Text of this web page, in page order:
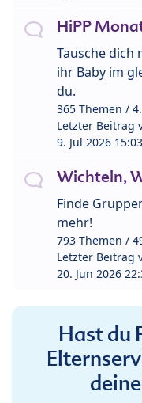
HiPP
Tausche dich
ihr Baby im
du.
365 Themen /
Letzter Beitrag
9. Jul 2026 15:03
Wichteln,
Finde
mehr!
793 Themen /
Letzter Beitrag
20. Jun 2026
Hast du